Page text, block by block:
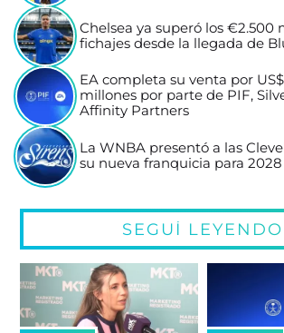
Chelsea ya superó los €2.500
fichajes desde la llegada de
EA completa su venta por
millones por parte de PIF,
Affinity Partners
La WNBA presentó a las
su nueva franquicia para 2028
SEGUÍ LEYENDO